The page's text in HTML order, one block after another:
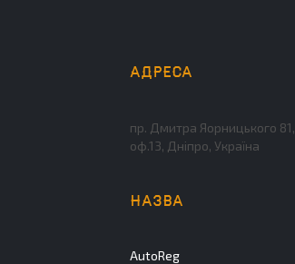
пр. Дмитра Яорницького 81,
оф.13, Дніпро, Україна
AutoReg